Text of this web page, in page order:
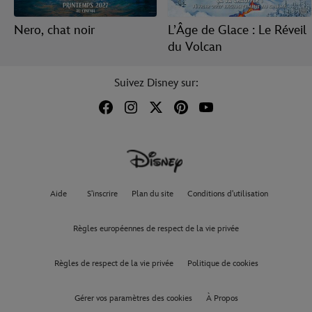
Nero, chat noir
L’Âge de Glace : Le Réveil
du Volcan
Suivez Disney sur:
Aide S'inscrire Plan du site Conditions d'utilisation
Règles européennes de respect de la vie privée
Règles de respect de la vie privée Politique de cookies
Gérer vos paramètres des cookies À Propos